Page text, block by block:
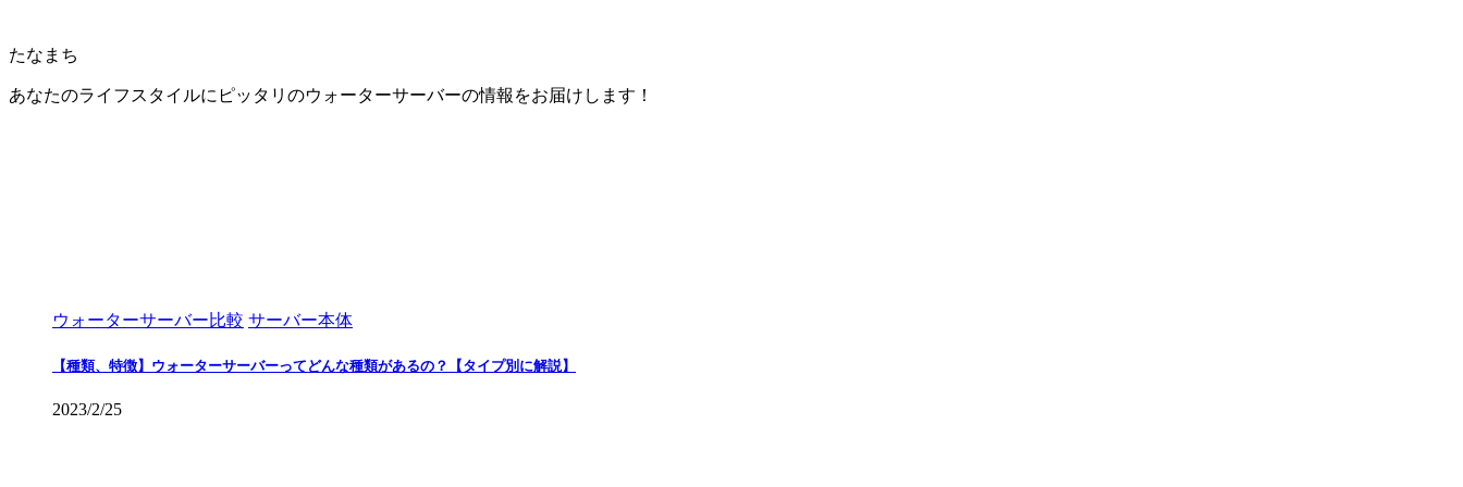
たなまち
あなたのライフスタイルにピッタリのウォーターサーバーの情報をお届けします！
ウォーターサーバー比較 サーバー本体
【種類、特徴】ウォーターサーバーってどんな種類があるの？【タイプ別に解説】
2023/2/25